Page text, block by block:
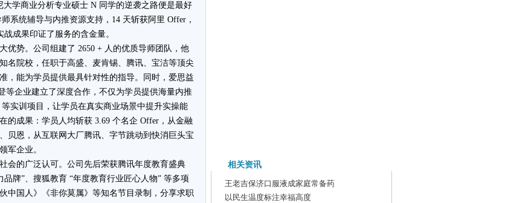
学商业分析专业硕士 N 同学的逆袭之路便是最好
系统辅导与内推资源支持，14 天斩获阿里 Offer，
成果印证了服务的含金量。
优势。公司组建了 2650 + 人的优质导师团队，他
名院校，任职于高盛、麦肯锡、腾讯、宝洁等顶尖
，能为学员提供最具针对性的指导。同时，爱思益
等企业建立了深度合作，不仅为学员提供海量内推
实训项目，让学员在真实商业场景中提升实操能
的成果：学员人均斩获 3.69 个名企 Offer，从金融
贝恩，从互联网大厂腾讯、字节跳动到快消巨头宝
军企业。
会的广泛认可。公司先后荣获腾讯年度教育盛典
牌”、搜狐教育 “年度教育行业匠心人物” 等多项
中国人》《非你莫属》等知名节目录制，分享求职
相关资讯
王老吉保济口服液成家庭常备药
以民生温度标注幸福高度